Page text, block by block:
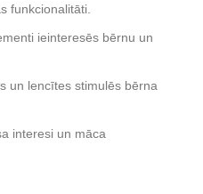
funkcionalitāti.
ieinteresēs bērnu un
un lencītes stimulēs bērna
interesi un māca